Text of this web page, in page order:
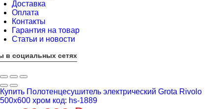
Доставка
Оплата
Контакты
Гарантия на товар
Статьи и новости
в социальных сетях
Купить Полотенцесушитель электрический Grota Rivolo
500x600 хром код: hs-1889